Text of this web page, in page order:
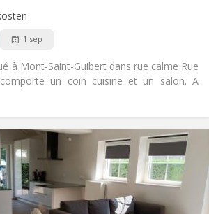
1 sep
à Mont-Saint-Guibert dans rue calme Rue
un coin cuisine et un salon. A
Praktische Informatie
Huur:
400 €
Kosten:
80 €
12 maanden, 10 maanden
Domiciliëring:
Nee